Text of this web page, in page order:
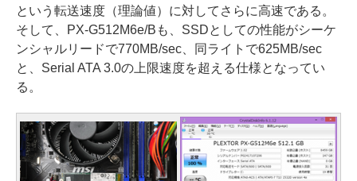
という転送速度（理論値）に対してさらに高速である。
そして、PX-G512M6e/Bも、SSDとしての性能がシーケ
ンシャルリードで770MB/sec、同ライトで625MB/sec
と、Serial ATA 3.0の上限速度を超える仕様となってい
る。